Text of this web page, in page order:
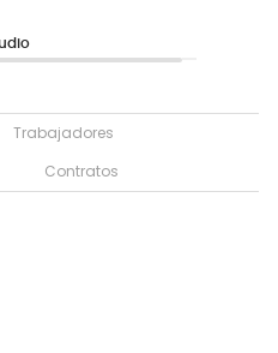
Trabajadores
Contratos